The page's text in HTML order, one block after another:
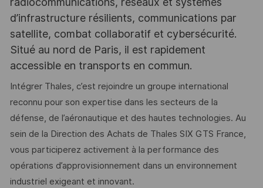
d’infrastructure résilients, communications par
satellite, combat collaboratif et cybersécurité.
Situé au nord de Paris, il est rapidement
accessible en transports en commun.
Intégrer Thales, c’est rejoindre un groupe international
reconnu pour son expertise dans les secteurs de la
défense, de l’aéronautique et des hautes technologies. Au
sein de la Direction des Achats de Thales SIX GTS France,
vous participerez activement à la performance des
opérations d’approvisionnement dans un environnement
industriel exigeant et innovant.